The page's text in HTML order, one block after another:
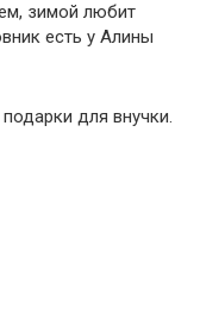
зимой любит
есть у Алины
для внучки.